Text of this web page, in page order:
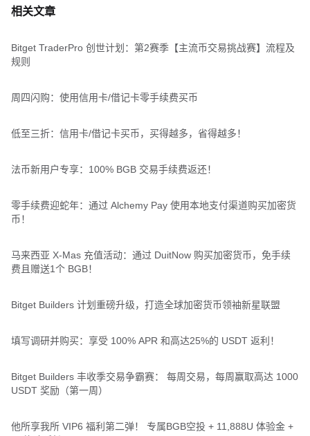
相关文章
Bitget TraderPro 创世计划：第2赛季【主流币交易挑战赛】流程及
规则
周四闪购：使用信用卡/借记卡零手续费买币
低至三折：信用卡/借记卡买币，买得越多，省得越多！
法币新用户专享：100% BGB 交易手续费返还！
零手续费迎蛇年：通过 Alchemy Pay 使用本地支付渠道购买加密货
币！
马来西亚 X-Mas 充值活动：通过 DuitNow 购买加密货币，免手续
费且赠送1个 BGB！
Bitget Builders 计划重磅升级，打造全球加密货币领袖新星联盟
填写调研并购买：享受 100% APR 和高达25%的 USDT 返利！
Bitget Builders 丰收季交易争霸赛： 每周交易，每周赢取高达 1000
USDT 奖励（第一周）
他所享我所 VIP6 福利第二弹！ 专属BGB空投 + 11,888U 体验金 +